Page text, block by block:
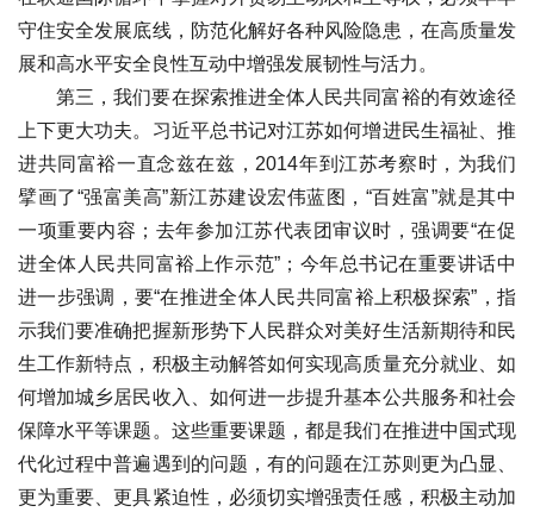
守住安全发展底线，防范化解好各种风险隐患，在高质量发
展和高水平安全良性互动中增强发展韧性与活力。
第三，我们要在探索推进全体人民共同富裕的有效途径
上下更大功夫。习近平总书记对江苏如何增进民生福祉、推
进共同富裕一直念兹在兹，2014年到江苏考察时，为我们
擘画了“强富美高”新江苏建设宏伟蓝图，“百姓富”就是其中
一项重要内容；去年参加江苏代表团审议时，强调要“在促
进全体人民共同富裕上作示范”；今年总书记在重要讲话中
进一步强调，要“在推进全体人民共同富裕上积极探索”，指
示我们要准确把握新形势下人民群众对美好生活新期待和民
生工作新特点，积极主动解答如何实现高质量充分就业、如
何增加城乡居民收入、如何进一步提升基本公共服务和社会
保障水平等课题。这些重要课题，都是我们在推进中国式现
代化过程中普遍遇到的问题，有的问题在江苏则更为凸显、
更为重要、更具紧迫性，必须切实增强责任感，积极主动加